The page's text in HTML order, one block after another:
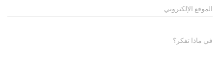
الموقع الإلكتروني
في ماذا تفكر؟